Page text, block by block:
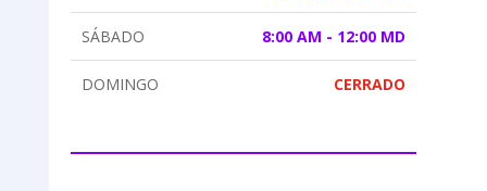
SÁBADO 8:00 AM - 12:00 MD
DOMINGO CERRADO